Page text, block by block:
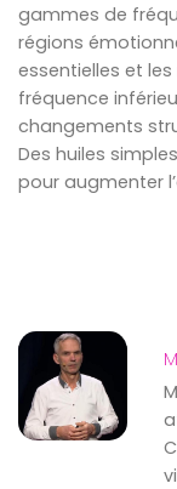
gammes de
régions
essentielles et
fréquence
changements
Des huiles
pour augmenter